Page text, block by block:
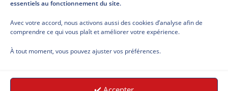
essentiels au fonctionnement du site.
Avec votre accord, nous activons aussi des cookies d’analyse afin de
comprendre ce qui vous plaît et améliorer votre expérience.
À tout moment, vous pouvez ajuster vos préférences.
Le Japonais 79 Av
Clément Ader
Appelez nous au